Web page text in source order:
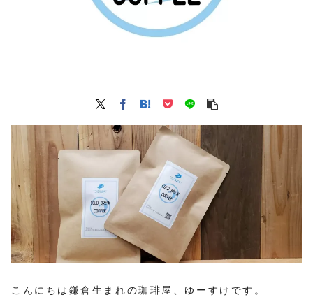
こんにちは鎌倉生まれの珈琲屋、ゆーすけです。